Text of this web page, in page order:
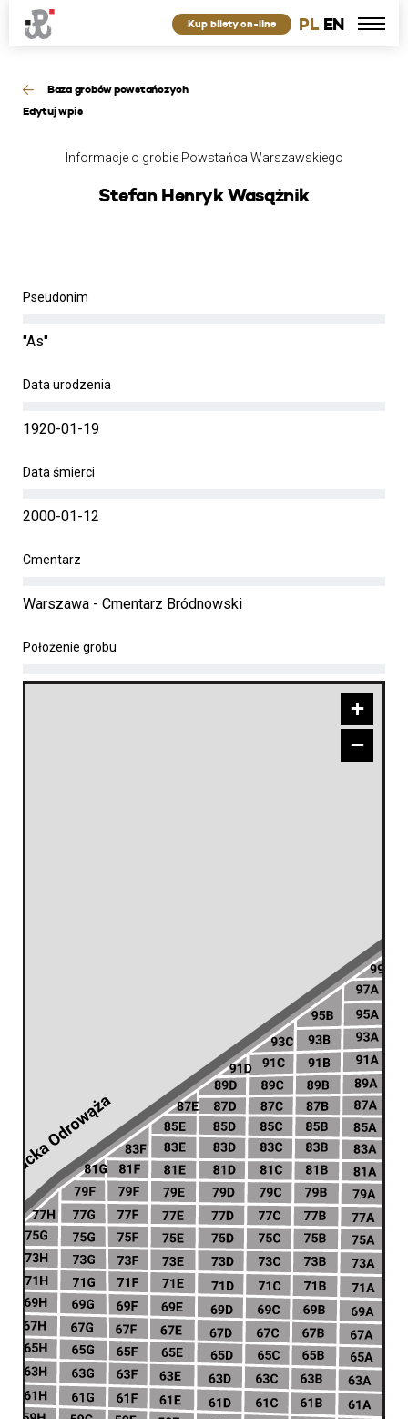
PL EN
Kup bilety on-line
Baza grobów powstańczych
Edytuj wpis
Informacje o grobie Powstańca Warszawskiego
Stefan Henryk Wasążnik
Pseudonim
"As"
Data urodzenia
1920-01-19
Data śmierci
2000-01-12
Cmentarz
Warszawa - Cmentarz Bródnowski
Położenie grobu
+
−